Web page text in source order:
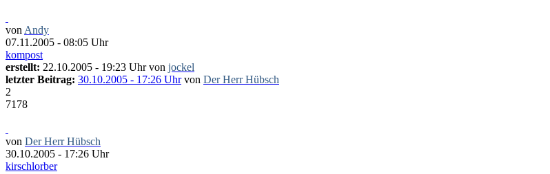
von Andy
07.11.2005 - 08:05 Uhr
kompost
erstellt: 22.10.2005 - 19:23 Uhr von jockel
letzter Beitrag: 30.10.2005 - 17:26 Uhrvon Der Herr Hübsch
2
7178
von Der Herr Hübsch
30.10.2005 - 17:26 Uhr
kirschlorber